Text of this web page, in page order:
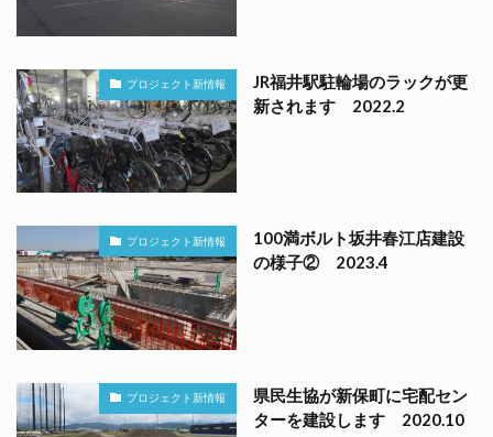
プロジェクト新情報
JR福井駅駐輪場のラックが更
新されます 2022.2
プロジェクト新情報
100満ボルト坂井春江店建設
の様子② 2023.4
プロジェクト新情報
県民生協が新保町に宅配セン
ターを建設します 2020.10